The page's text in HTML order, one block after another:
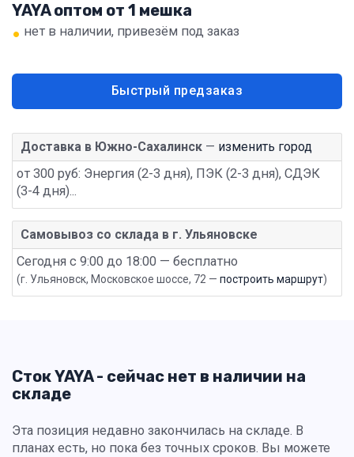
YAYA оптом от 1 мешка
• нет в наличии, привезём под заказ
Быстрый предзаказ
Доставка в Южно-Сахалинск — изменить город
от 300 руб: Энергия (2-3 дня), ПЭК (2-3 дня), СДЭК
(3-4 дня)...
Самовывоз со склада в г. Ульяновске
Сегодня с 9:00 до 18:00 — бесплатно
(г. Ульяновск, Московское шоссе, 72 — построить маршрут)
Сток YAYA - сейчас нет в наличии на
складе
Эта позиция недавно закончилась на складе. В
планах есть, но пока без точных сроков. Вы можете